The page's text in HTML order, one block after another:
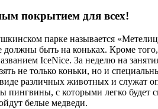
покрытием для всех!
парке называется
быть на коньках. Кроме того,
IceNice. За неделю на
не только коньки, но и
различных животных и служат
пингвины, с которыми легко будет
белые медведи.